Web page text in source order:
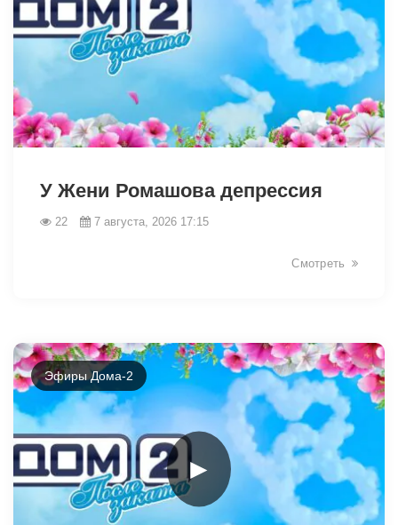
У Жени Ромашова депрессия
22 7 августа, 2026 17:15
Смотреть
►
Эфиры Дома-2